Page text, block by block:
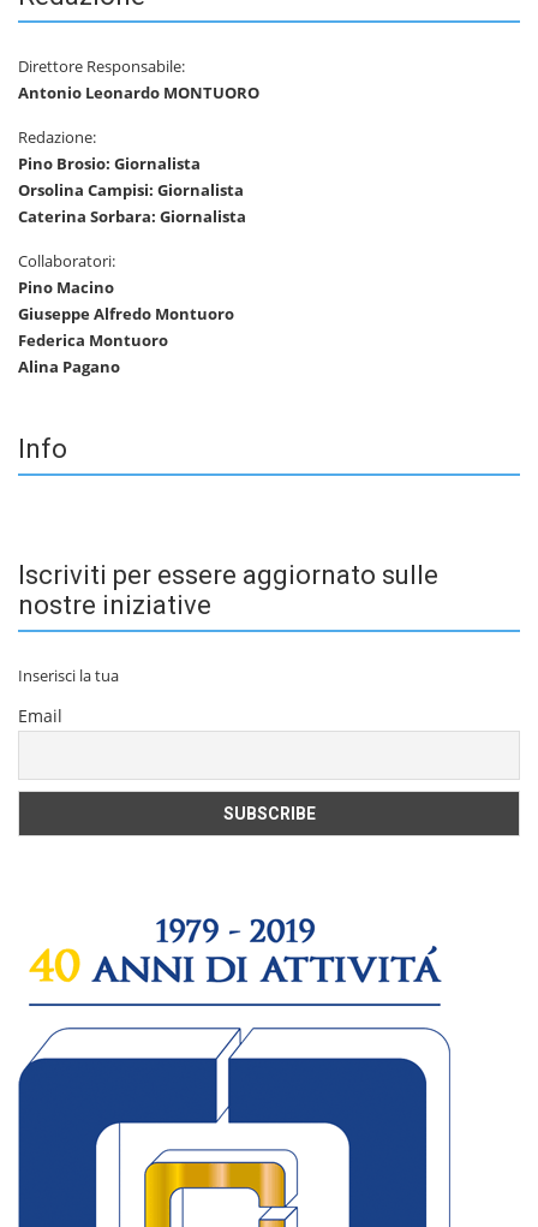
Direttore Responsabile:
Antonio Leonardo MONTUORO
Redazione:
Pino Brosio: Giornalista
Orsolina Campisi: Giornalista
Caterina Sorbara: Giornalista
Collaboratori:
Pino Macino
Giuseppe Alfredo Montuoro
Federica Montuoro
Alina Pagano
Info
Iscriviti per essere aggiornato sulle
nostre iniziative
Inserisci la tua
Email